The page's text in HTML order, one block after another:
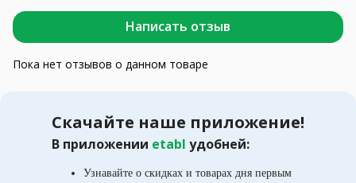
Написать отзыв
Пока нет отзывов о данном товаре
Скачайте наше приложение!
В приложении etabl удобней:
Узнавайте о скидках и товарах дня первым